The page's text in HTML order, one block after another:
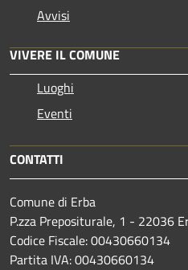
Avvisi
VIVERE IL COMUNE
Luoghi
Eventi
CONTATTI
Comune di Erba
P.zza Prepositurale, 1 - 22036
Codice Fiscale: 00430660134
Partita IVA: 00430660134